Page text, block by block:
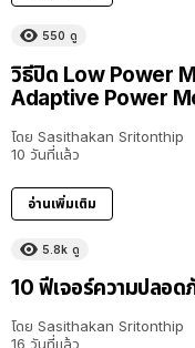
550 ดู
วิธีปิด Low Power
Adaptive Power
โดย Sasithakan Sritonthip
10 วันที่แล้ว
อ่านเพิ่มเติม
5.8k ดู
10 ฟีเจอร์ความปลอด
โดย Sasithakan Sritonthip
16 วันที่แล้ว